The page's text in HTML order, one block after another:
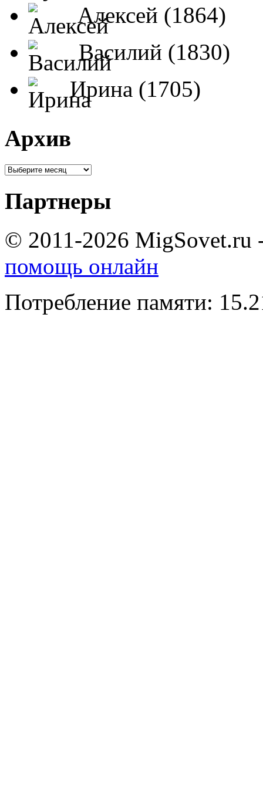
Алексей (1864)
Василий (1830)
Ирина (1705)
Архив
Партнеры
© 2011-2026 MigSovet.ru
помощь онлайн
Потребление памяти: